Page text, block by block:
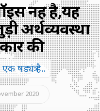
नहीं है,यह
अर्थव्यवस्था
की
षड्यंत्र है..
2020